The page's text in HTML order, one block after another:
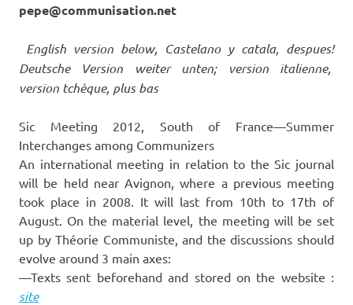
pepe@communisation.net
English version below, Castelano y catala, despues!
Deutsche Version weiter unten; version italienne,
version tchèque, plus bas
Sic Meeting 2012, South of France—Summer
Interchanges among Communizers
An international meeting in relation to the Sic journal
will be held near Avignon, where a previous meeting
took place in 2008. It will last from 10th to 17th of
August. On the material level, the meeting will be set
up by Théorie Communiste, and the discussions should
evolve around 3 main axes:
—Texts sent beforehand and stored on the website :
site